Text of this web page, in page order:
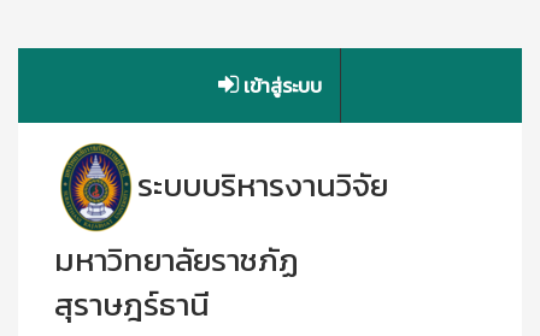
เข้าสู่ระบบ
ระบบบริหารงานวิจัย
มหาวิทยาลัยราชภัฏ
สุราษฎร์ธานี